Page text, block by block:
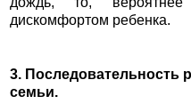
дискомфортом ребенка.
3. Последовательность
семьи.